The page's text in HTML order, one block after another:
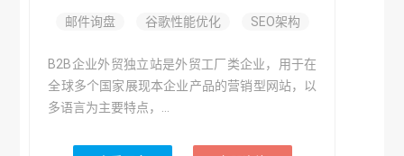
邮件询盘 谷歌性能优化 SEO架构
B2B企业外贸独立站是外贸工厂类企业，用于在
全球多个国家展现本企业产品的营销型网站，以
多语言为主要特点，...